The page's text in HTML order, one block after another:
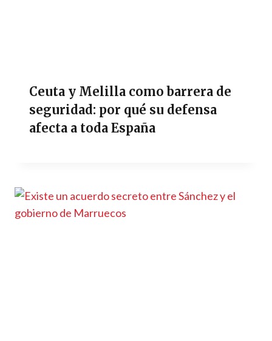
Ceuta y Melilla como barrera de
seguridad: por qué su defensa
afecta a toda España